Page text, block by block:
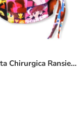
Cuffietta Chirurgica Ransie la strega